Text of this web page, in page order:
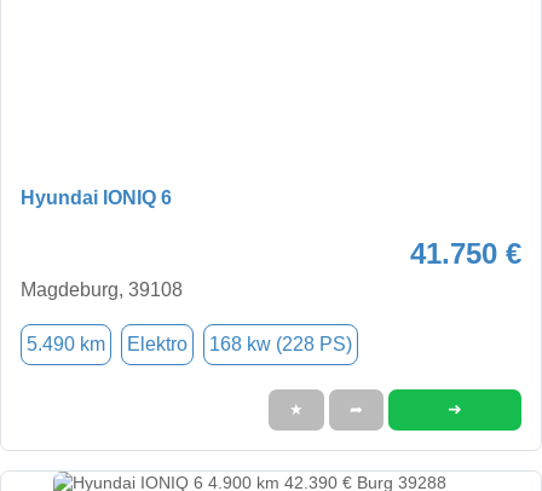
Hyundai IONIQ 6
41.750 €
Magdeburg, 39108
5.490 km Elektro 168 kw (228 PS)
★ ➦ ➜